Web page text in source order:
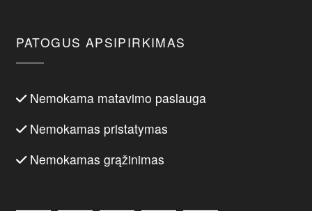
PATOGUS APSIPIRKIMAS
Nemokama matavimo paslauga
Nemokamas pristatymas
Nemokamas grąžinimas